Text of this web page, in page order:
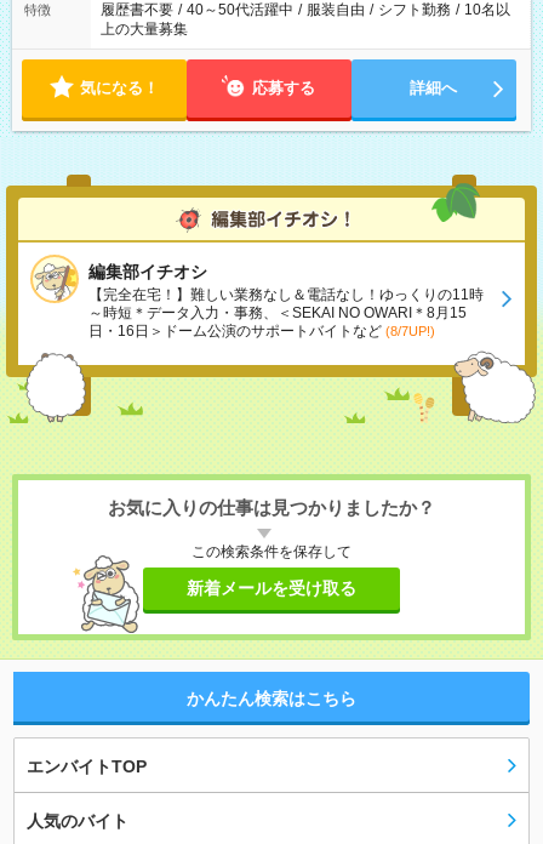
特徴 履歴書不要 / 40～50代活躍中 / 服装自由 / シフト勤務 / 10名以
上の大量募集
気になる！ 応募する 詳細へ
編集部イチオシ
【完全在宅！】難しい業務なし＆電話なし！ゆっくりの11時
～時短＊データ入力・事務、＜SEKAI NO OWARI＊8月15
日・16日＞ドーム公演のサポートバイトなど (8/7UP!)
お気に入りの仕事は見つかりましたか？
この検索条件を保存して
新着メールを受け取る
かんたん検索はこちら
エンバイトTOP
人気のバイト